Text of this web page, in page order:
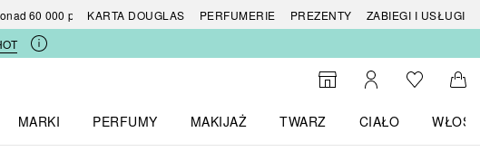
60 000 produktówKARTA DOUGLAS PERFUMERIE PREZENTY
ZABIEGI I USŁUGI
Douglas
Do wyszukiwarki
Moje kontoDo listyDo
MARKI
PERFUMY
MAKIJAŻ
TWARZ
CIAŁO
WŁOSY